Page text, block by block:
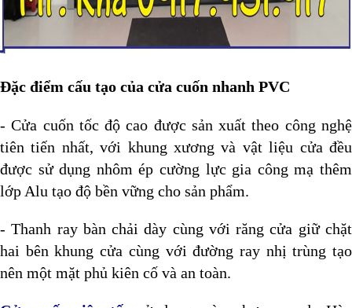
Đặc điểm cấu tạo của cửa cuốn nhanh PVC
- Cửa cuốn tốc độ cao được sản xuất theo công nghệ
tiên tiến nhất, với khung xương và vật liệu cửa đều
được sử dụng nhôm ép cường lực gia công mạ thêm
lớp Alu tạo độ bền vững cho sản phẩm.
- Thanh ray bàn chải dày cùng với răng cửa giữ chặt
hai bên khung cửa cùng với đường ray nhị trùng tạo
nên một mặt phủ kiên cố và an toàn.